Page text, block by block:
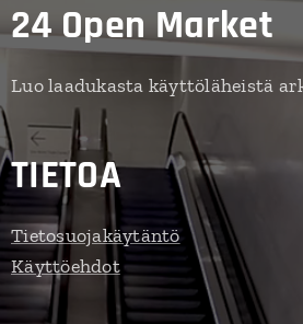
24 Open Market
Luo laadukasta käyttöläheistä
TIETOA
Tietosuojakäytäntö
Käyttöehdot